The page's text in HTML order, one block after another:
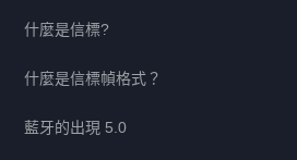
什麼是信標?
什麼是信標幀格式？
藍牙的出現 5.0